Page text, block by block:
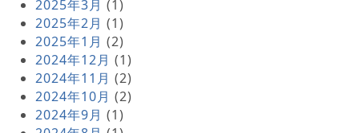
2025年3月 (1)
2025年2月 (1)
2025年1月 (2)
2024年12月 (1)
2024年11月 (2)
2024年10月 (2)
2024年9月 (1)